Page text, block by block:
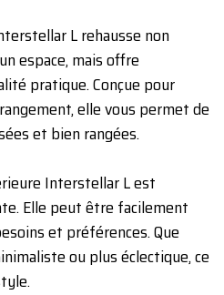
L rehausse non
espace, mais offre
pratique. Conçue pour
elle vous permet de
et bien rangées.
Interstellar L est
Elle peut être facilement
et préférences. Que
ou plus éclectique, ce